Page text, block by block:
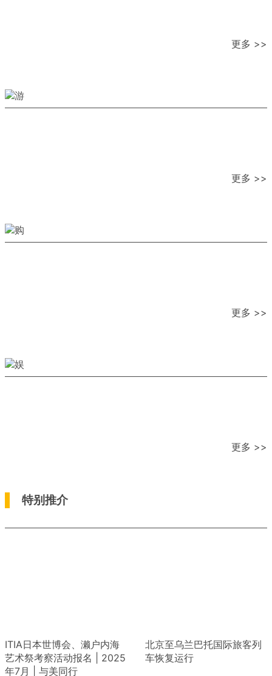
更多 >>
更多 >>
更多 >>
更多 >>
特别推介
ITIA日本世博会、濑户内海
艺术祭考察活动报名 | 2025
年7月 | 与美同行
北京至乌兰巴托国际旅客列
车恢复运行